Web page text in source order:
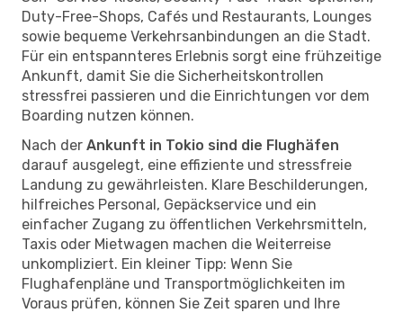
Duty-Free-Shops, Cafés und Restaurants, Lounges
sowie bequeme Verkehrsanbindungen an die Stadt.
Für ein entspannteres Erlebnis sorgt eine frühzeitige
Ankunft, damit Sie die Sicherheitskontrollen
stressfrei passieren und die Einrichtungen vor dem
Boarding nutzen können.
Nach der Ankunft in Tokio sind die Flughäfen
darauf ausgelegt, eine effiziente und stressfreie
Landung zu gewährleisten. Klare Beschilderungen,
hilfreiches Personal, Gepäckservice und ein
einfacher Zugang zu öffentlichen Verkehrsmitteln,
Taxis oder Mietwagen machen die Weiterreise
unkompliziert. Ein kleiner Tipp: Wenn Sie
Flughafenpläne und Transportmöglichkeiten im
Voraus prüfen, können Sie Zeit sparen und Ihre